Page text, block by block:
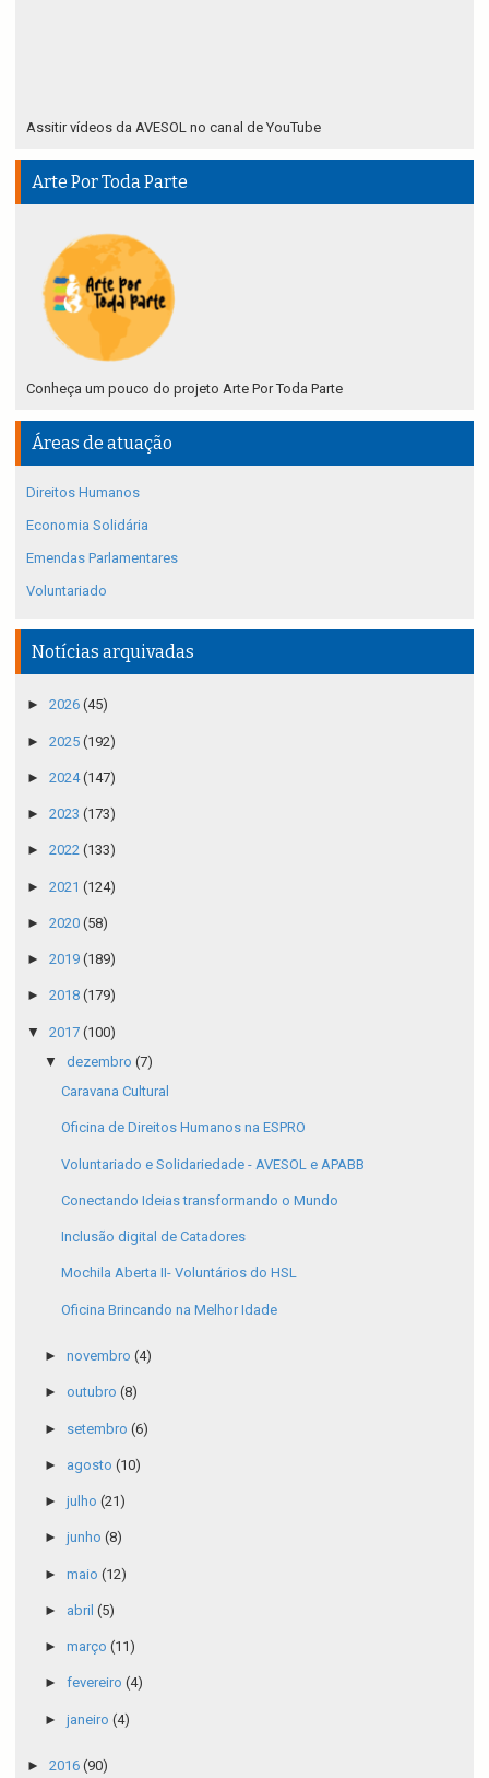
Assitir vídeos da AVESOL no canal de YouTube
Arte Por Toda Parte
Conheça um pouco do projeto Arte Por Toda Parte
Áreas de atuação
Direitos Humanos
Economia Solidária
Emendas Parlamentares
Voluntariado
Notícias arquivadas
► 2026 (45)
► 2025 (192)
► 2024(147)
► 2023 (173)
► 2022 (133)
► 2021 (124)
► 2020 (58)
► 2019 (189)
► 2018 (179)
▼ 2017 (100)
▼ dezembro (7)
Caravana Cultural
Oficina de Direitos Humanos na ESPRO
Voluntariado e Solidariedade - AVESOL e APABB
Conectando Ideias transformando o Mundo
Inclusão digital de Catadores
Mochila Aberta II- Voluntários do HSL
Oficina Brincando na Melhor Idade
► novembro (4)
► outubro (8)
► setembro (6)
► agosto (10)
► julho (21)
► junho (8)
► maio (12)
► abril (5)
► março (11)
► fevereiro (4)
► janeiro (4)
► 2016 (90)